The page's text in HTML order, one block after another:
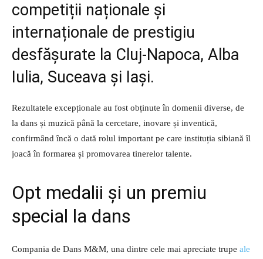
competiții naționale și
internaționale de prestigiu
desfășurate la Cluj-Napoca, Alba
Iulia, Suceava și Iași.
Rezultatele excepționale au fost obținute în domenii diverse, de
la dans și muzică până la cercetare, inovare și inventică,
confirmând încă o dată rolul important pe care instituția sibiană îl
joacă în formarea și promovarea tinerelor talente.
Opt medalii și un premiu
special la dans
Compania de Dans M&M, una dintre cele mai apreciate trupe ale